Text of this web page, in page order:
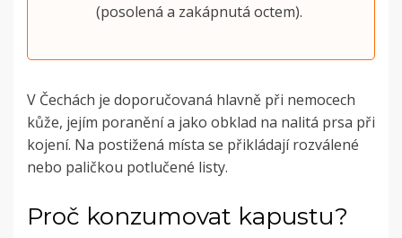
(posolená a zakápnutá octem).
V Čechách je doporučovaná hlavně při nemocech
kůže, jejím poranění a jako obklad na nalitá prsa při
kojení. Na postižená místa se přikládají rozválené
nebo paličkou potlučené listy.
Proč konzumovat kapustu?